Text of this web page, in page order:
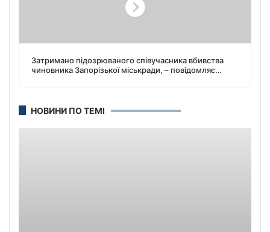
Затримано підозрюваного співучасника вбивства
чиновника Запорізької міськради, – повідомляє
НОВИНИ ПО ТЕМІ